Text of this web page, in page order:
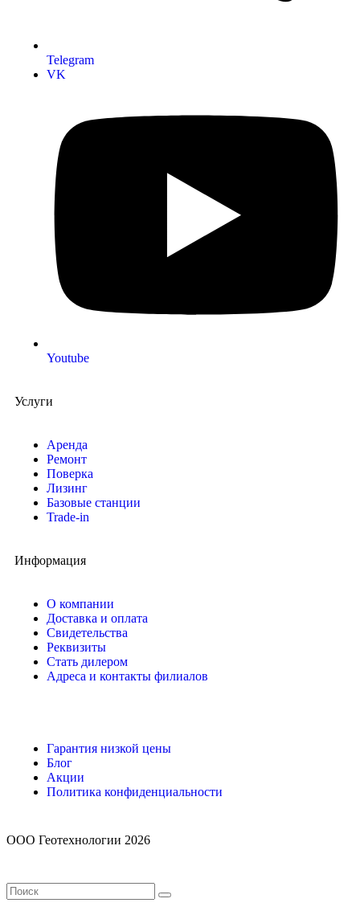
Telegram
VK
Youtube
Услуги
Аренда
Ремонт
Поверка
Лизинг
Базовые станции
Trade-in
Информация
О компании
Доставка и оплата
Свидетельства
Реквизиты
Стать дилером
Адреса и контакты филиалов
Гарантия низкой цены
Блог
Акции
Политика конфиденциальности
ООО Геотехнологии 2026